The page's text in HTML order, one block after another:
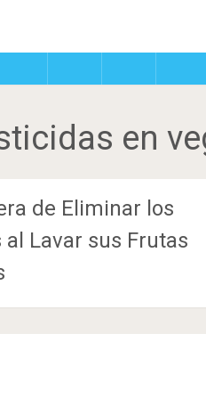
en
de Eliminar los
al Lavar sus Frutas